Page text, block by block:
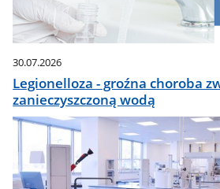
30.07.2026
Legionelloza - groźna choroba
zanieczyszczoną wodą